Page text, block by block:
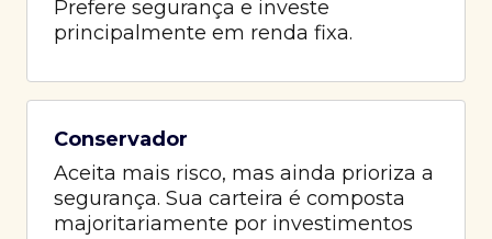
Prefere segurança e investe
principalmente em renda fixa.
Conservador
Aceita mais risco, mas ainda prioriza a
segurança. Sua carteira é composta
majoritariamente por investimentos